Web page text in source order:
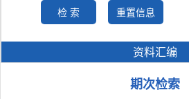
资料汇编
期次检索